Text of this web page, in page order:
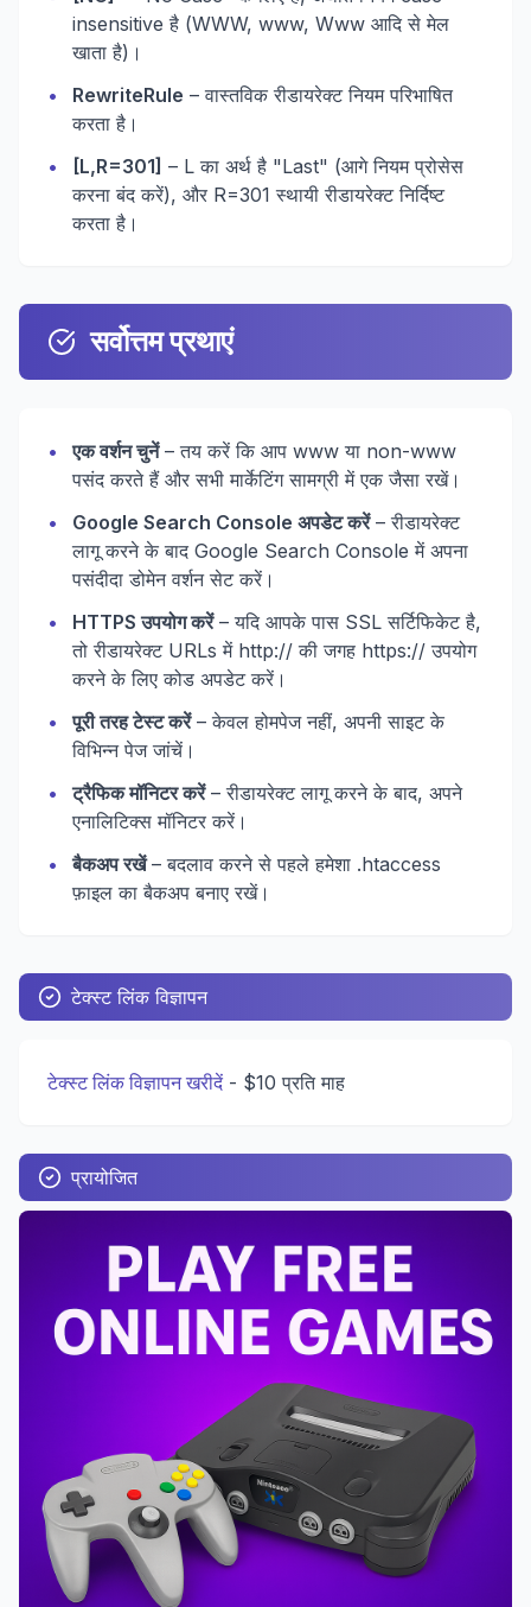
insensitive है (WWW, www, Www आदि से मेल
खाता है)।
•
RewriteRule – वास्तविक रीडायरेक्ट नियम परिभाषित
करता है।
•
[L,R=301] – L का अर्थ है "Last" (आगे नियम प्रोसेस
करना बंद करें), और R=301 स्थायी रीडायरेक्ट निर्दिष्ट
करता है।
सर्वोत्तम प्रथाएं
• एक वर्शन चुनें– तय करें कि आप www या non-www
पसंद करते हैं और सभी मार्केटिंग सामग्री में एक जैसा रखें।
•
Google Search Console अपडेट करें– रीडायरेक्ट
लागू करने के बाद Google Search Console में अपना
पसंदीदा डोमेन वर्शन सेट करें।
•
HTTPS उपयोग करें– यदि आपके पास SSL सर्टिफिकेट है,
तो रीडायरेक्ट URLs में http:// की जगह https:// उपयोग
करने के लिए कोड अपडेट करें।
•
पूरी तरह टेस्ट करें– केवल होमपेज नहीं, अपनी साइट के
विभिन्न पेज जांचें।
•
ट्रैफिक मॉनिटर करें– रीडायरेक्ट लागू करने के बाद, अपने
एनालिटिक्स मॉनिटर करें।
•
बैकअप रखें– बदलाव करने से पहले हमेशा .htaccess
फ़ाइल का बैकअप बनाए रखें।
टेक्स्ट लिंक विज्ञापन
टेक्स्ट लिंक विज्ञापन खरीदें- $10 प्रति माह
प्रायोजित